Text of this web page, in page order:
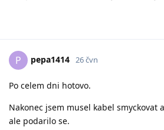
P pepa1414 26 čvn
Po celem dni hotovo.
Nakonec jsem musel kabel smyckovat
ale podarilo se.